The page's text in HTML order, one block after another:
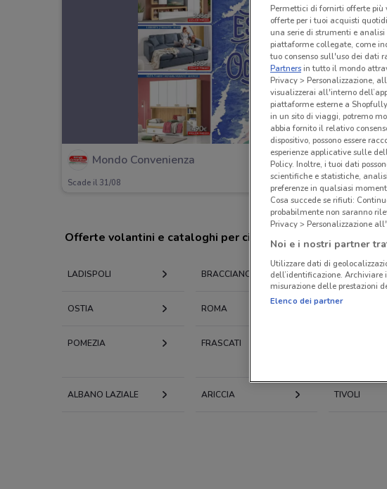
Mondo Convenienza
Scade il 31/08
Offerte volantini e cataloghi per città nelle vicinanze
LADISPOLI BRACCIANO FIUMICINO
OSTIA ROMA
POMEZIA FRASCATI
ALBANO LAZIALE ARICCIA TIVOLI
Permettici di fornirti offerte più
offerte per i tuoi acquisti
una serie di strumenti e
piattaforme collegate, come
tuo consenso sull'uso dei dati
Partnersin tutto il mondo
Privacy > Personalizzazione,
visualizzerai all'interno
piattaforme esterne a
in un sito di viaggi, potremo
abbia fornito il relativo
dispositivo, possono essere
esperienze applicative sulle
Policy. Inoltre, i tuoi dati
scientifiche e statistiche,
preferenze in qualsiasi
Cosa succede se rifiuti:
probabilmente non saranno
Privacy > Personalizzazione
Noi e i nostri partner
Utilizzare dati di
dell’identificazione. Archiviare
misurazione delle prestazioni
Elenco dei partner